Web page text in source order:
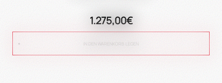
1.275,00€
IN DEN WARENKORB LEGEN